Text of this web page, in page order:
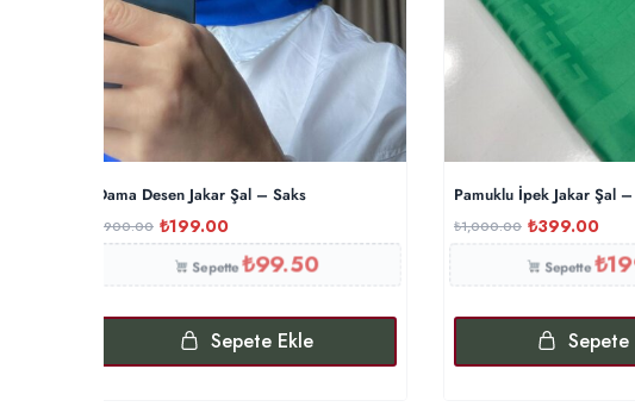
Dama Desen Jakar Şal – Saks
900.00 ₺199.00
Sepette₺99.50
Sepete Ekle
Pamuklu İpek Jakar Şal
₺1,000.00 ₺399.00
Sepette₺
Sepete